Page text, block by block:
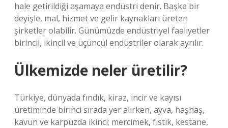
hale getirildiği aşamaya endüstri denir. Başka bir
deyişle, mal, hizmet ve gelir kaynakları üreten
şirketler olabilir. Günümüzde endüstriyel faaliyetler
birincil, ikincil ve üçüncül endüstriler olarak ayrılır.
Ülkemizde neler üretilir?
Türkiye, dünyada fındık, kiraz, incir ve kayısı
üretiminde birinci sırada yer alırken, ayva, haşhaş,
kavun ve karpuzda ikinci; mercimek, fıstık, kestane,